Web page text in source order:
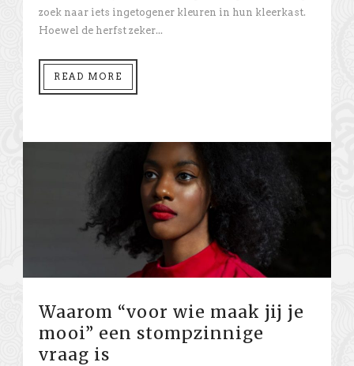
zoek naar iets ingetogener kleuren in hun kleerkast.
Hoewel de herfst zeker...
READ MORE
Waarom “voor wie maak jij je
mooi” een stompzinnige
vraag is